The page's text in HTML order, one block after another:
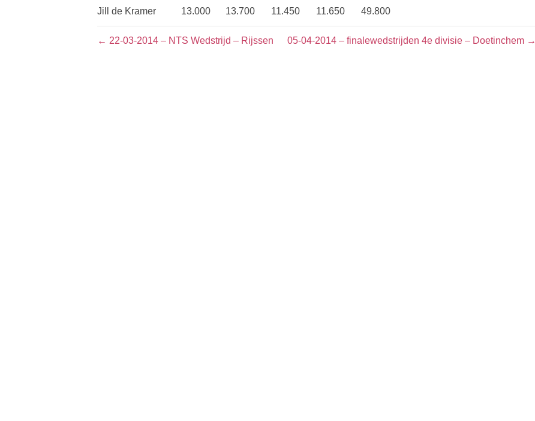
Jill de Kramer
13.000 13.700 11.450 11.650 49.800
← 22-03-2014 – NTS Wedstrijd – Rijssen 05-04-2014 – finalewedstrijden 4e divisie – Doetinchem →